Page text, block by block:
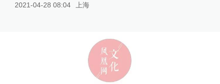
2021-04-28 08:04 上海